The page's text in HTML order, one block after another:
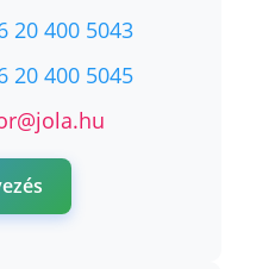
20 400 5043
20 400 5045